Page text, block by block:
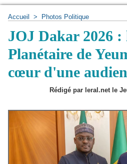
Accueil > Photos Politique
JOJ Dakar 2026 :
Planétaire de
cœur d'une
Rédigé par leral.net le